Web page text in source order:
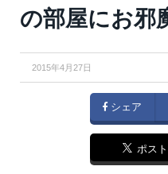
の部屋にお邪
2015年4月27日
シェア
ポスト